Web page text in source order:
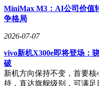
MiniMax M3：AI公司价值
争格局
2026-07-07
vivo新机X300e即将登场：
破
新机方向保持不变，首要
持，直达旗舰级别，可满